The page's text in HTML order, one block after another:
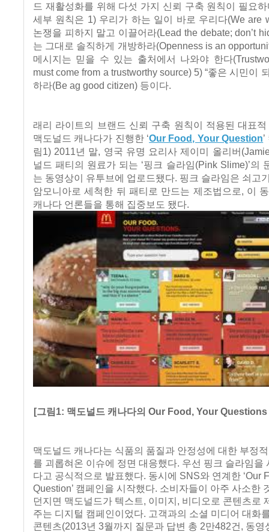
드 재활성화를 위해 다섯 가지 신뢰 구축 원칙이 필요하
세부 원칙은 1) 우리가 하는 일이 바로 우리다(We are
논쟁을 피하지 말고 이끌어라(Lead the debate; don’t
는 그대로 솔직하게 개방하라(Openness is an
메시지는 믿을 수 있는 출처에서 나와야 한다
must come from a trustworthy source) 5) “좋은 시민이
하라(Be ag good citizen) 등이다.
래리 라이트의 브랜드 신뢰 구축 원칙이 적용된 대표
맥도널드 캐나다가 진행한 ‘Our Food, Your Question
림1) 2011년 말, 영국 유명 요리사 제이미 올리버
널드 패티의 원료가 되는 ‘핑크 슬라임(Pink Slime)’의
는 동영상이 유투브에 업로드됐다. 핑크 슬라임은 쇠고
암모니아로 세척한 뒤 패티로 만드는 제조법으로, 이
캐나다 언론들을 통해 집중보도 됐다.
[그림1: 맥도널드 캐나다의 Our Food, Your Questions
맥도널드 캐나다는 식품의 품질과 안정성에 대한 부정
를 괴롭혀온 이슈에 정면 대응했다. 우선 핑크 슬라임을
다고 공식적으로 발표했다. 동시에 SNS와 연계한 ‘Our
Question’ 캠페인을 시작했다. 소비자들이 아주 사소한
던지면 맥도널드가 텍스트, 이미지, 비디오로 콘텐츠로
주는 디지털 캠페인이었다. 고객과의 소셜 미디어 대화
콘텐츠(2013년 3월까지 질문과 답변 총 2만482건, 동영